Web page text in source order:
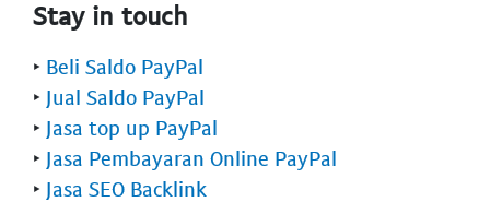
Stay in touch
‣ Beli Saldo PayPal
‣ Jual Saldo PayPal
‣ Jasa top up PayPal
‣ Jasa Pembayaran Online PayPal
‣ Jasa SEO Backlink